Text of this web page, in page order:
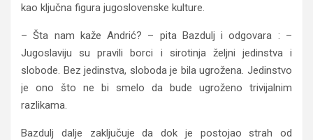
kao ključna figura jugoslovenske kulture.
– Šta nam kaže Andrić? – pita Bazdulj i odgovara : –
Jugoslaviju su pravili borci i sirotinja željni jedinstva i
slobode. Bez jedinstva, sloboda je bila ugrožena. Jedinstvo
je ono što ne bi smelo da bude ugroženo trivijalnim
razlikama.
Bazdulj dalje zaključuje da dok je postojao strah od